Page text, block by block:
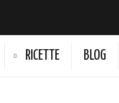
RICETTE BLOG